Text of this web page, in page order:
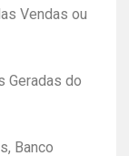
Vendas ou
Geradas do
Banco